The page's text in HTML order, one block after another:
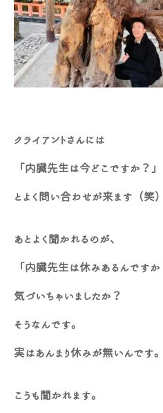
クライアントさんには
「内臓先生は今どこですか？」
とよく問い合わせが来ます（笑）
あとよく聞かれるのが、
「内臓先生は休みあるんですか
気づいちゃいましたか？
そうなんです。
実はあんまり休みが無いんです。
こうも聞かれます。